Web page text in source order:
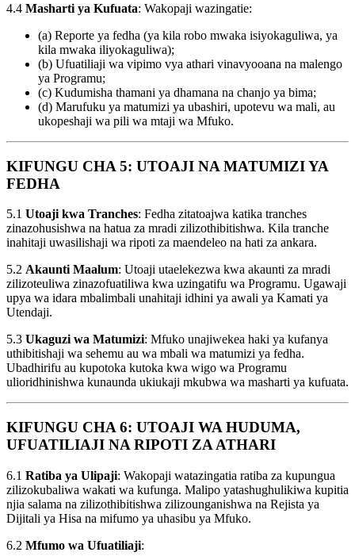
4.4 Masharti ya Kufuata: Wakopaji wazingatie:
(a) Reporte ya fedha (ya kila robo mwaka isiyokaguliwa, ya
kila mwaka iliyokaguliwa);
(b) Ufuatiliaji wa vipimo vya athari vinavyooana na malengo
ya Programu;
(c) Kudumisha thamani ya dhamana na chanjo ya bima;
(d) Marufuku ya matumizi ya ubashiri, upotevu wa mali, au
ukopeshaji wa pili wa mtaji wa Mfuko.
KIFUNGU CHA 5: UTOAJI NA MATUMIZI YA
FEDHA
5.1 Utoaji kwa Tranches: Fedha zitatoajwa katika tranches
zinazohusishwa na hatua za mradi zilizothibitishwa. Kila tranche
inahitaji uwasilishaji wa ripoti za maendeleo na hati za ankara.
5.2 Akaunti Maalum: Utoaji utaelekezwa kwa akaunti za mradi
zilizoteuliwa zinazofuatiliwa kwa uzingatifu wa Programu. Ugawaji
upya wa idara mbalimbali unahitaji idhini ya awali ya Kamati ya
Utendaji.
5.3 Ukaguzi wa Matumizi: Mfuko unajiwekea haki ya kufanya
uthibitishaji wa sehemu au wa mbali wa matumizi ya fedha.
Ubadhirifu au kupotoka kutoka kwa wigo wa Programu
ulioridhinishwa kunaunda ukiukaji mkubwa wa masharti ya kufuata.
KIFUNGU CHA 6: UTOAJI WA HUDUMA,
UFUATILIAJI NA RIPOTI ZA ATHARI
6.1 Ratiba ya Ulipaji: Wakopaji watazingatia ratiba za kupungua
zilizokubaliwa wakati wa kufunga. Malipo yatashughulikiwa kupitia
njia salama na zilizothibitishwa zilizounganishwa na Rejista ya
Dijitali ya Hisa na mifumo ya uhasibu ya Mfuko.
6.2 Mfumo wa Ufuatiliaji: